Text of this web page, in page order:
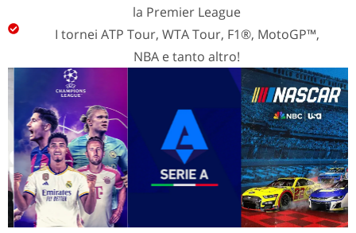
la Premier League
I tornei ATP Tour, WTA Tour, F1®, MotoGP™,
NBA e tanto altro!